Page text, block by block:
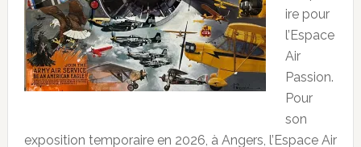
ire pour
l’Espace
Air
Passion.
Pour
son
exposition temporaire en 2026, à Angers, l’Espace Air